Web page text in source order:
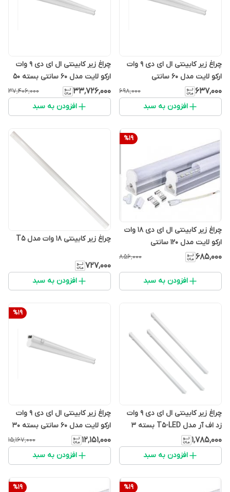
چراغ زیر کابینتی ال ای دی 9 وات
ارکو لایت مدل 60 سانتی
۶۳۷٬۰۰۰ ۶۹۸٬۰۰۰
افزودن به سبد
چراغ زیر کابینتی ال ای دی 9 وات
ارکو لایت مدل 60 سانتی بسته 50
تایی
۳۳٬۷۲۶٬۰۰۰ ۳۷٬۴۰۶٬۰۰۰
افزودن به سبد
%19
چراغ زیر کابینتی ال ای دی 18 وات
ارکو لایت مدل 120 سانتی
۶۸۵٬۰۰۰ ۸۵۶٬۰۰۰
افزودن به سبد
چراغ زیر کابینتی 18 وات مدل T5
۷۲۷٬۰۰۰
افزودن به سبد
چراغ زیر کابینتی ال ای دی 9 وات
زد اف آر مدل T5-LED بسته 3
عددی
۱٬۷۸۵٬۰۰۰
افزودن به سبد
%19
چراغ زیر کابینتی ال ای دی 9 وات
ارکو لایت مدل 60 سانتی بسته 30
تایی
۱۲٬۱۵۱٬۰۰۰ ۱۵٬۱۶۷٬۰۰۰
افزودن به سبد
%19
%19